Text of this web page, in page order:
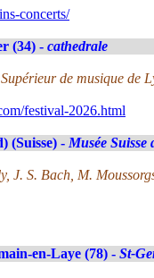
concerts/
(34) - cathedrale
de musique de
festival-2026.html
(Suisse) - Musée Suisse
J. S. Bach, M.
en-Laye (78) - St-